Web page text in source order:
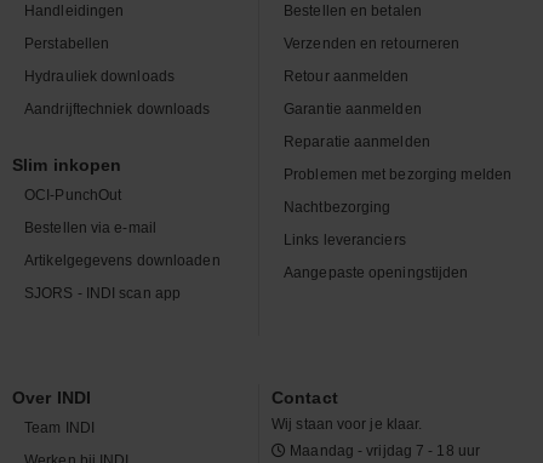
Handleidingen
Perstabellen
Hydrauliek downloads
Aandrijftechniek downloads
Slim inkopen
OCI-PunchOut
Bestellen via e-mail
Artikelgegevens downloaden
SJORS - INDI scan app
Bestellen en betalen
Verzenden en retourneren
Retour aanmelden
Garantie aanmelden
Reparatie aanmelden
Problemen met bezorging melden
Nachtbezorging
Links leveranciers
Aangepaste openingstijden
Over INDI
Team INDI
Contact
Wij staan voor je klaar.
Maandag - vrijdag 7 - 18 uur